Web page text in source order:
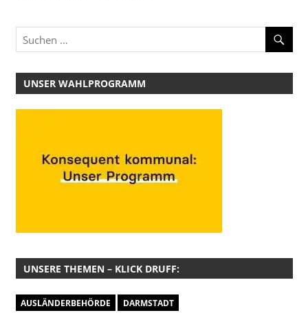
UNSER WAHLPROGRAMM
UNSERE THEMEN – KLICK DRUFF:
AUSLÄNDERBEHÖRDE DARMSTADT